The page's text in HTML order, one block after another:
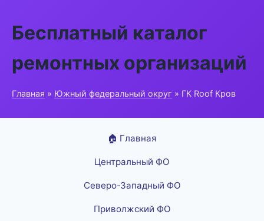
Бесплатный каталог
ремонтных организаций
Главная » Южный федеральный округ » ГК Roof Кров
🏠 Главная
Центральный ФО
Северо-Западный ФО
Приволжский ФО